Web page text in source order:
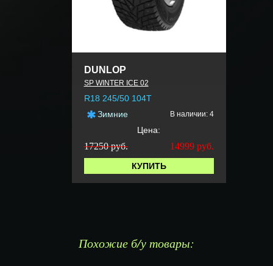
DUNLOP
SP WINTER ICE 02
R18 245/50 104T
Зимние
В наличии: 4
Цена:
17250 руб. 14999 руб.
КУПИТЬ
Похожие б/у товары: